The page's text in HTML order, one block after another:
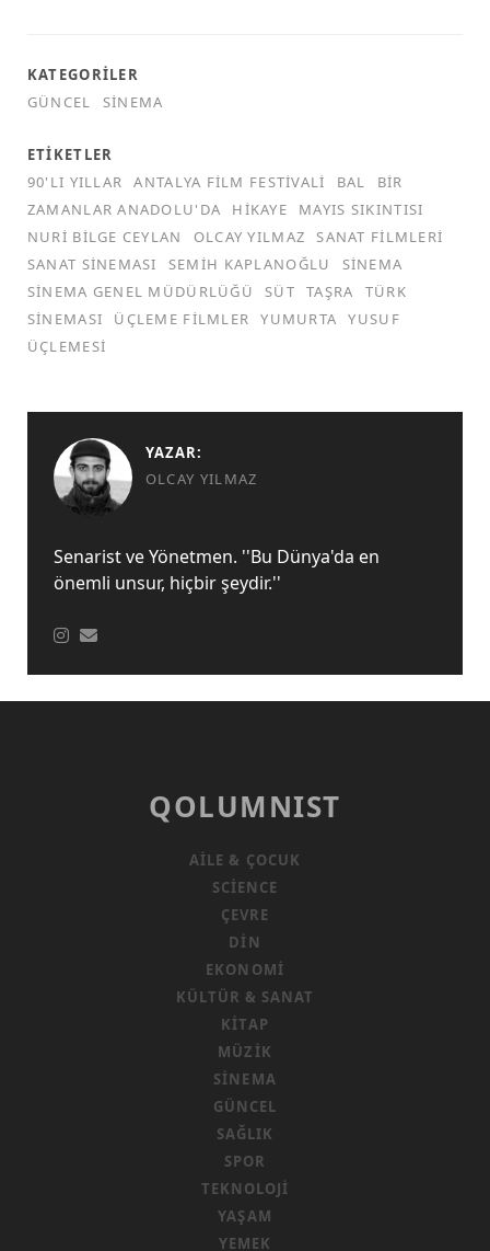
KATEGORILER
GÜNCEL
SINEMA
ETIKETLER
90'LI YILLAR
ANTALYA FILM FESTIVALI BAL
BIR
ZAMANLAR ANADOLU'DA
HIKAYE
MAYIS SIKINTISI
NURI BILGE CEYLAN
OLCAY YILMAZ
SANAT FILMLERI
SANAT SINEMASI
SEMIH KAPLANOĞLU
SINEMA
SINEMA GENEL MÜDÜRLÜĞÜ
SÜT TAŞRA
TÜRK
SINEMASI
ÜÇLEME FILMLER YUMURTA
YUSUF
ÜÇLEMESI
YAZAR:
OLCAY YILMAZ
Senarist ve Yönetmen. ''Bu Dünya'da en
önemli unsur, hiçbir şeydir.''
QOLUMNIST
AILE & ÇOCUK
SCIENCE
ÇEVRE
DIN
EKONOMI
KÜLTÜR & SANAT
KITAP
MÜZIK
SINEMA
GÜNCEL
SAĞLIK
SPOR
TEKNOLOJI
YAŞAM
YEMEK